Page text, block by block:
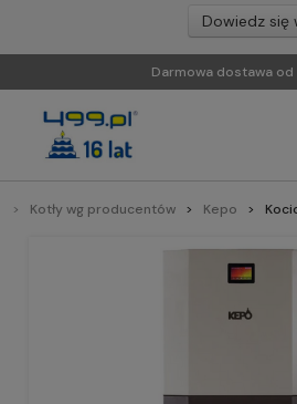
Dowiedz się
Darmowa dostawa od
Kotły wg producentów Kepo